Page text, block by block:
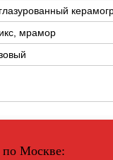
мрамор
по Москве: